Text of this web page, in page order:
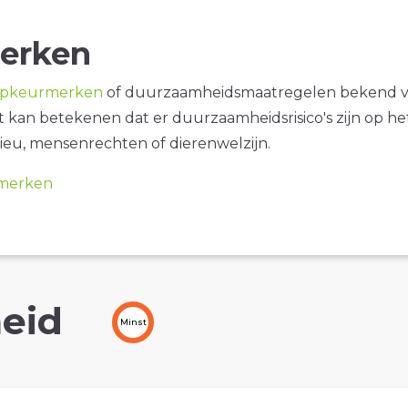
of duurzaamheidsmaatregelen bekend
kan betekenen dat er duurzaamheidsrisico's zijn op
mensenrechten of dierenwelzijn.
Minst